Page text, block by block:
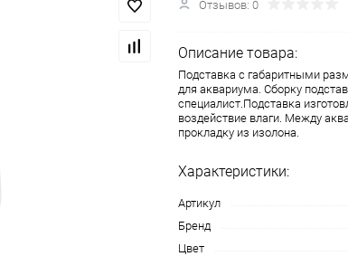
Отзывов: 0
Описание товара:
Подставка с габаритными
для аквариума. Сборку
специалист.Подставка
воздействие влаги. Между
прокладку из изолона.
Характеристики:
Артикул
Бренд
Цвет